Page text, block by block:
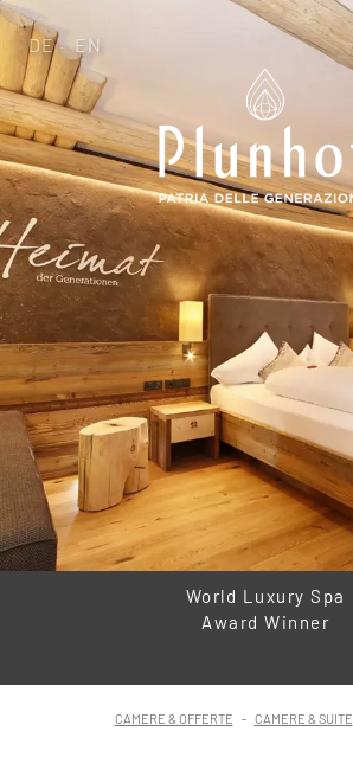
DE
Patria delle generazioni
Camere & Offerte
Minera Acqua & Spa
Plunhof experiences
Esperienze nei dintorni
DE · EN
World Luxury Spa
Award Winner
CAMERE & OFFERTE CAMERE & SUITE